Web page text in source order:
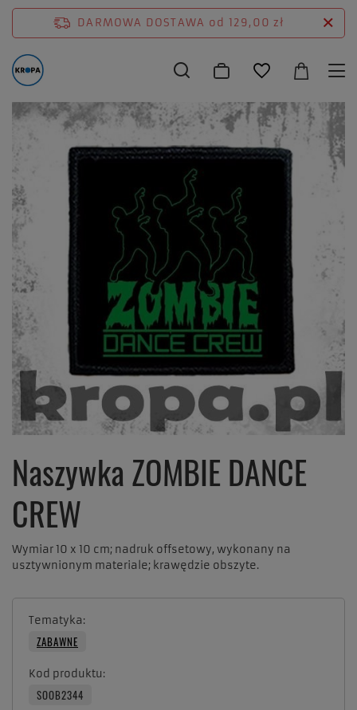
DARMOWA DOSTAWA od 129,00 zł
Naszywka ZOMBIE DANCE
CREW
Wymiar 10 x 10 cm; nadruk offsetowy, wykonany na
usztywnionym materiale; krawędzie obszyte.
Tematyka
ZABAWNE
Kod produktu
SOOB2344